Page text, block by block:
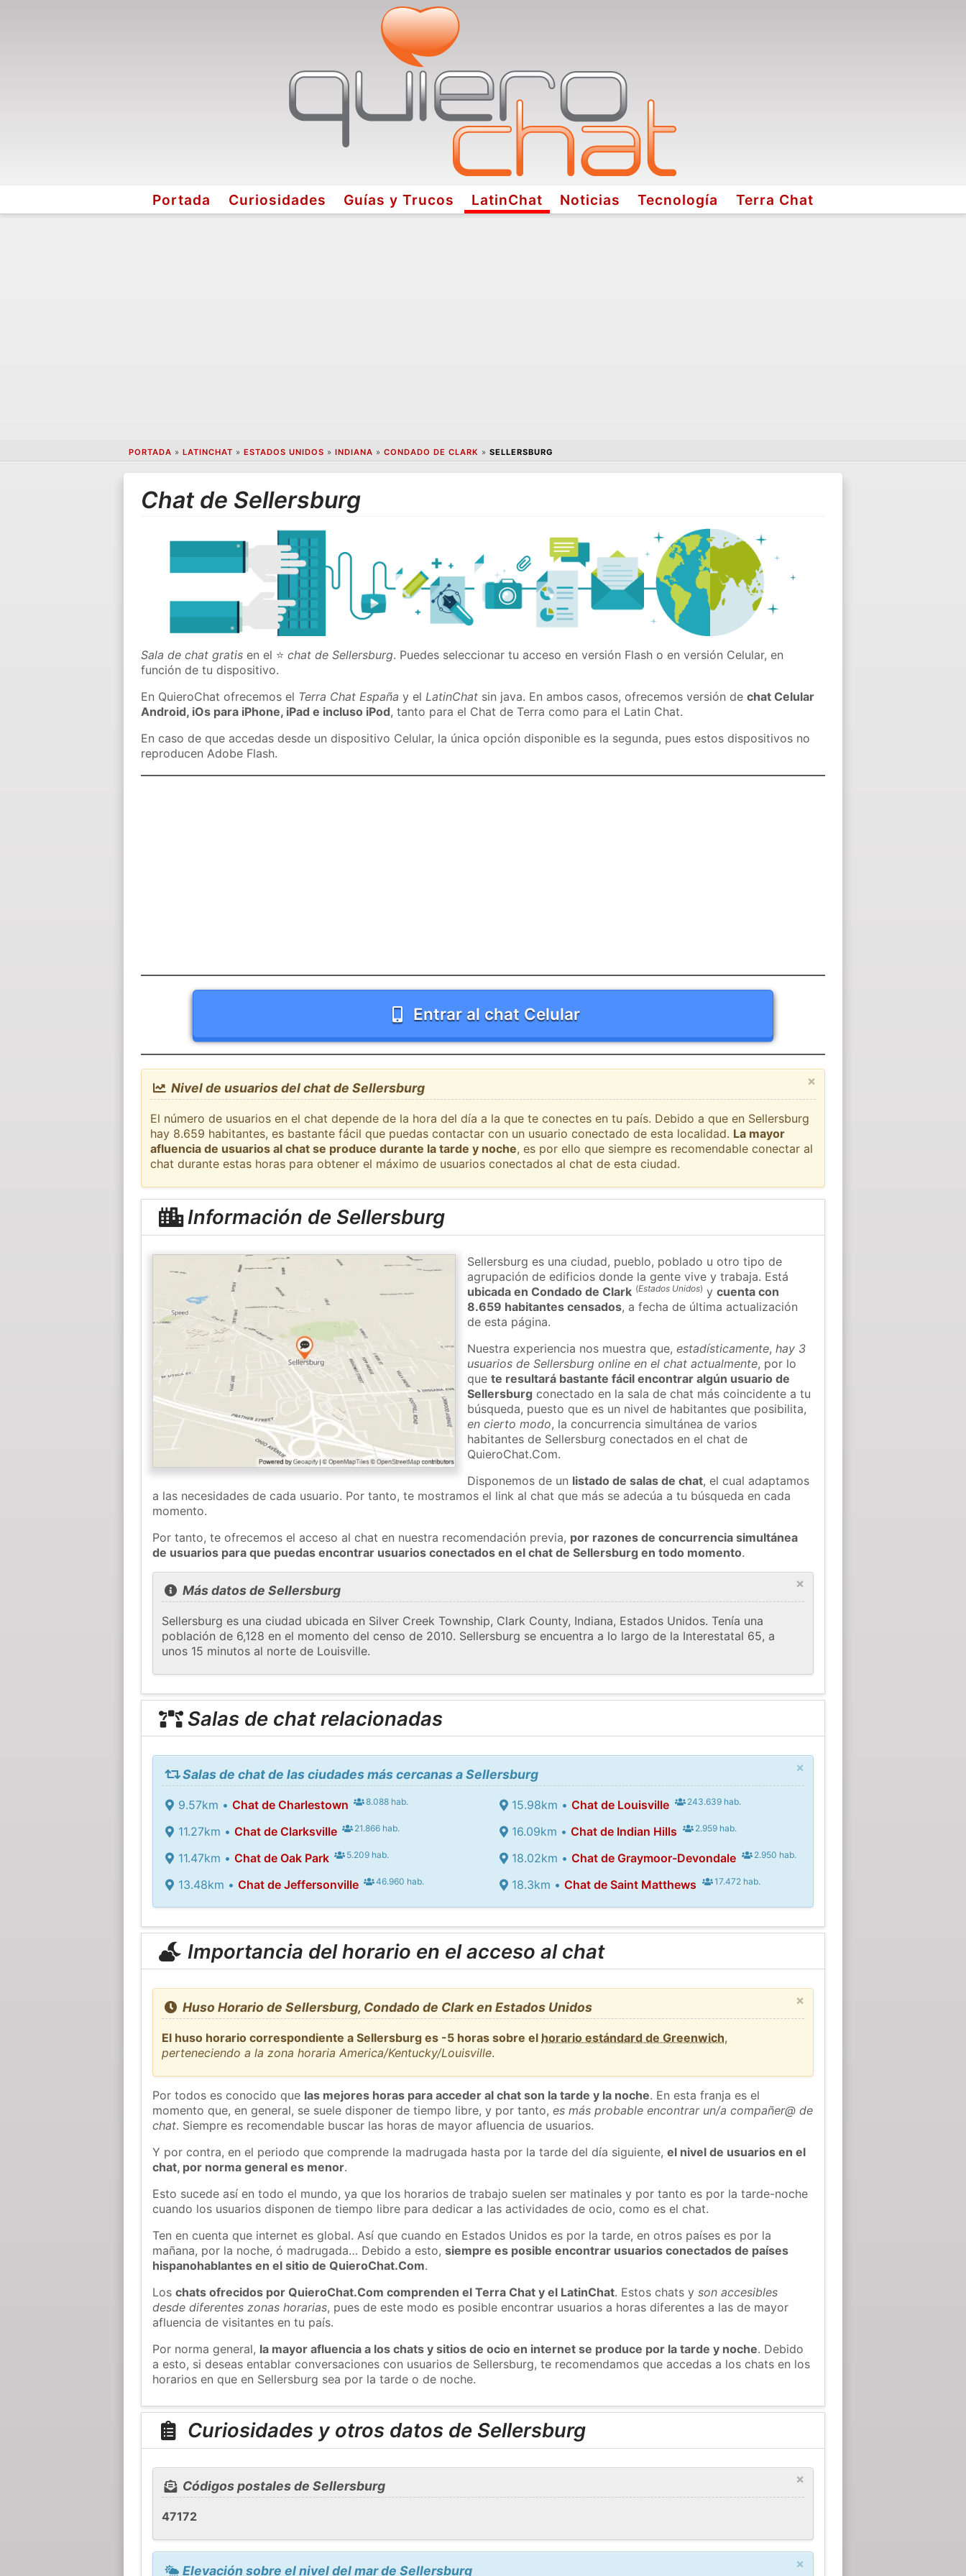
Portada Curiosidades Guías y Trucos LatinChat Noticias Tecnología Terra Chat
PORTADA » LATINCHAT » ESTADOS UNIDOS » INDIANA » CONDADO DE CLARK » SELLERSBURG
Chat de Sellersburg
Sala de chat gratis en el ⭐chat de Sellersburg. Puedes seleccionar tu acceso en versión Flash o en versión Celular, en
función de tu dispositivo.
En QuieroChat ofrecemos el Terra Chat España y elLatinChat sin java. En ambos casos, ofrecemos versión dechat Celular
Android, iOs para iPhone, iPad e incluso iPod, tanto para el Chat de Terra como para el Latin Chat.
En caso de que accedas desde un dispositivo Celular, la única opción disponible es la segunda, pues estos dispositivos no
reproducen Adobe Flash.
Entrar al chat Celular
×
Nivel de usuarios del chat de Sellersburg
El número de usuarios en el chat depende de la hora del día a la que te conectes en tu país. Debido a que en Sellersburg
hay 8.659 habitantes, es bastante fácil que puedas contactar con un usuario conectado de esta localidad. La mayor
afluencia de usuarios al chat se produce durante la tarde y noche, es por ello que siempre es recomendable conectar al
chat durante estas horas para obtener el máximo de usuarios conectados al chat de esta ciudad.
Información de Sellersburg
Sellersburg es una ciudad, pueblo, poblado u otro tipo de
agrupación de edificios donde la gente vive y trabaja. Está
ubicada en Condado de Clark (Estados Unidos) ycuenta con
8.659 habitantes censados, a fecha de última actualización
de esta página.
Nuestra experiencia nos muestra que,estadísticamente,hay 3
usuarios de Sellersburg online en el chat actualmente, por lo
quete resultará bastante fácil encontrar algún usuario de
Sellersburg conectado en la sala de chat más coincidente a tu
búsqueda, puesto que es un nivel de habitantes que posibilita,
en cierto modo, la concurrencia simultánea de varios
habitantes de Sellersburg conectados en el chat de
QuieroChat.Com.
Disponemos de un listado de salas de chat, el cual adaptamos
a las necesidades de cada usuario. Por tanto, te mostramos el link al chat que más se adecúa a tu búsqueda en cada
momento.
Por tanto, te ofrecemos el acceso al chat en nuestra recomendación previa, por razones de concurrencia simultánea
de usuarios para que puedas encontrar usuarios conectados en el chat de Sellersburg en todo momento.
×
Más datos de Sellersburg
Sellersburg es una ciudad ubicada en Silver Creek Township, Clark County, Indiana, Estados Unidos. Tenía una
población de 6,128 en el momento del censo de 2010. Sellersburg se encuentra a lo largo de la Interestatal 65, a
unos 15 minutos al norte de Louisville.
Salas de chat relacionadas
×
Salas de chat de las ciudades más cercanas a Sellersburg
9.57km • Chat de Charlestown 8.088 hab.
11.27km • Chat de Clarksville 21.866 hab.
11.47km • Chat de Oak Park 5.209 hab.
13.48km • Chat de Jeffersonville 46.960 hab.
15.98km •Chat de Louisville 243.639 hab.
16.09km •Chat de Indian Hills 2.959 hab.
18.02km •Chat de Graymoor-Devondale 2.950 hab.
18.3km •Chat de Saint Matthews 17.472 hab.
Importancia del horario en el acceso al chat
×
Huso Horario de Sellersburg, Condado de Clark en Estados Unidos
El huso horario correspondiente a Sellersburg es -5 horas sobre el horario estándard de Greenwich,
perteneciendo a la zona horaria America/Kentucky/Louisville.
Por todos es conocido que las mejores horas para acceder al chat son la tarde y la noche. En esta franja es el
momento que, en general, se suele disponer de tiempo libre, y por tanto,es más probable encontrar un/a compañer@ de
chat. Siempre es recomendable buscar las horas de mayor afluencia de usuarios.
Y por contra, en el periodo que comprende la madrugada hasta por la tarde del día siguiente,el nivel de usuarios en el
chat, por norma general es menor.
Esto sucede así en todo el mundo, ya que los horarios de trabajo suelen ser matinales y por tanto es por la tarde-noche
cuando los usuarios disponen de tiempo libre para dedicar a las actividades de ocio, como es el chat.
Ten en cuenta que internet es global. Así que cuando en Estados Unidos es por la tarde, en otros países es por la
mañana, por la noche, ó madrugada… Debido a esto,siempre es posible encontrar usuarios conectados de países
hispanohablantes en el sitio de QuieroChat.Com.
Loschats ofrecidos por QuieroChat.Com comprenden el Terra Chat y el LatinChat. Estos chats yson accesibles
desde diferentes zonas horarias, pues de este modo es posible encontrar usuarios a horas diferentes a las de mayor
afluencia de visitantes en tu país.
Por norma general, la mayor afluencia a los chats y sitios de ocio en internet se produce por la tarde y noche. Debido
a esto, si deseas entablar conversaciones con usuarios de Sellersburg, te recomendamos que accedas a los chats en los
horarios en que en Sellersburg sea por la tarde o de noche.
Curiosidades y otros datos de Sellersburg
×
Códigos postales de Sellersburg
47172
×
Elevación sobre el nivel del mar de Sellersburg